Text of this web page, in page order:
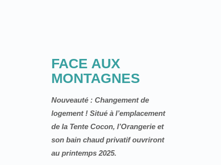
FACE AUX
MONTAGNES
Nouveauté : Changement de
logement ! Situé à l’emplacement
de la Tente Cocon, l’Orangerie et
son bain chaud privatif ouvriront
au printemps 2025.